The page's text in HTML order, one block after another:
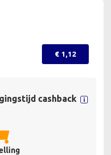
€ 1,12
cashback